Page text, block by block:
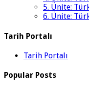
5. Ünite:
6. Ünite:
Tarih Portalı
Tarih Portalı
Popular Posts